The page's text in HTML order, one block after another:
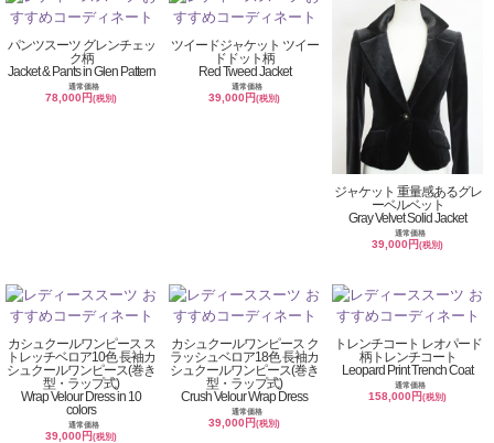
パンツスーツ グレンチェッ
ク柄
Jacket & Pants in Glen Pattern
通常価格
78,000円(税別)
ツイードジャケット ツイー
ドドット柄
Red Tweed Jacket
通常価格
39,000円(税別)
ジャケット 重量感あるグレ
ーベルベット
Gray Velvet Solid Jacket
通常価格
39,000円(税別)
カシュクールワンピース ス
トレッチベロア10色 長袖カ
シュクールワンピース(巻き
型・ラップ式)
Wrap Velour Dress in 10
colors
通常価格
39,000円(税別)
カシュクールワンピース ク
ラッシュベロア18色 長袖カ
シュクールワンピース(巻き
型・ラップ式)
Crush Velour Wrap Dress
通常価格
39,000円(税別)
トレンチコート レオパード
柄トレンチコート
Leopard Print Trench Coat
通常価格
158,000円(税別)